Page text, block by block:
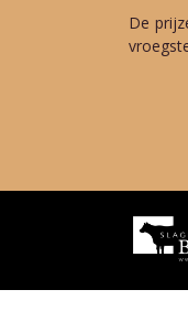
De